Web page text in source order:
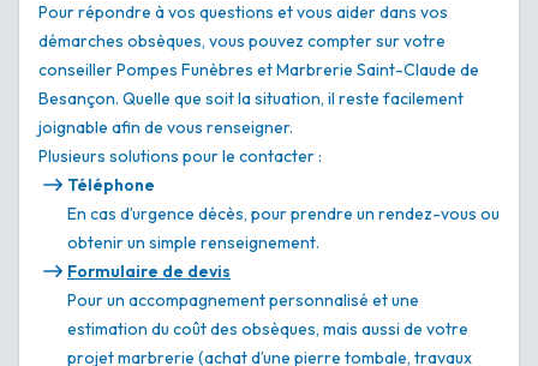
Pour répondre à vos questions et vous aider dans vos
démarches obsèques, vous pouvez compter sur votre
conseiller Pompes Funèbres et Marbrerie Saint-Claude de
Besançon. Quelle que soit la situation, il reste facilement
joignable afin de vous renseigner.
Plusieurs solutions pour le contacter :
Téléphone
En cas d’urgence décès, pour prendre un rendez-vous ou
obtenir un simple renseignement.
Formulaire de devis
Pour un accompagnement personnalisé et une
estimation du coût des obsèques, mais aussi de votre
projet marbrerie (achat d’une pierre tombale, travaux